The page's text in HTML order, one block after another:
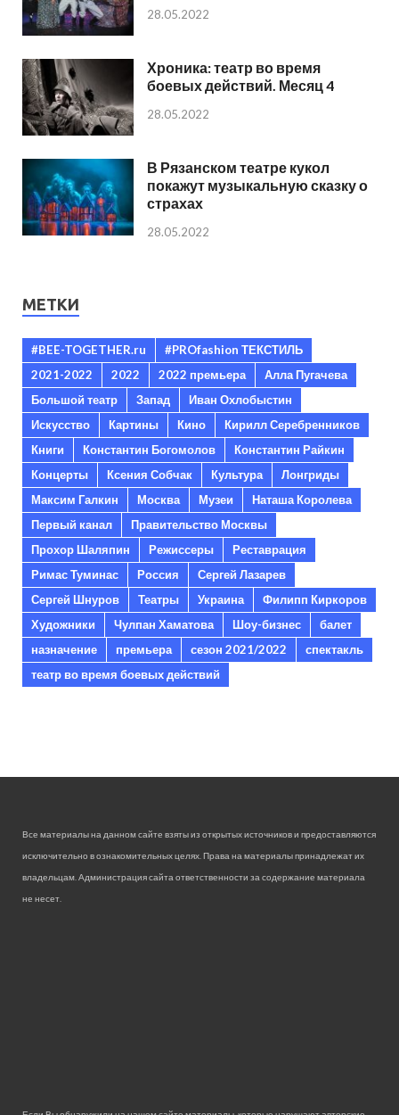
28.05.2022
Хроника: театр во время
боевых действий. Месяц 4
28.05.2022
В Рязанском театре кукол
покажут музыкальную сказку о
страхах
28.05.2022
МЕТКИ
#BEE-TOGETHER.ru
#PROfashion ТЕКСТИЛЬ
2021-2022
2022 2022 премьера
Алла Пугачева
Большой театр
Запад
Иван Охлобыстин
Искусство
Картины Кино
Кирилл Серебренников
Книги
Константин Богомолов
Константин Райкин
Концерты
Ксения Собчак Культура
Лонгриды
Максим Галкин
Москва Музеи
Наташа Королева
Первый канал
Правительство Москвы
Прохор Шаляпин
Режиссеры
Реставрация
Римас Туминас
Россия
Сергей Лазарев
Сергей Шнуров
Театры Украина
Филипп Киркоров
Художники
Чулпан Хаматова Шоу-бизнес
балет
назначение
премьера сезон 2021/2022
спектакль
театр во время боевых действий
Все материалы на данном сайте взяты из открытых источников и предоставляются
исключительно в ознакомительных целях. Права на материалы принадлежат их
владельцам. Администрация сайта ответственности за содержание материала
не несет.